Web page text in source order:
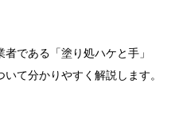
である「塗り処ハケと手」
て分かりやすく解説します。